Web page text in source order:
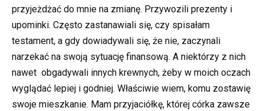
przyjeżdżać do mnie na zmianę. Przywozili prezenty i
upominki. Często zastanawiali się, czy spisałam
testament, a gdy dowiadywali się, że nie, zaczynali
narzekać na swoją sytuację finansową. A niektórzy z nich
nawet obgadywali innych krewnych, żeby w moich oczach
wyglądać lepiej i godniej. Właściwie wiem, komu zostawię
swoje mieszkanie. Mam przyjaciółkę, której córka zawsze